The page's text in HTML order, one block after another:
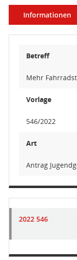
Informationen
Betreff
Mehr
Vorlage
546/2022
Art
Antrag
2022 546